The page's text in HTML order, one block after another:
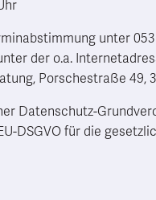
unter
der o.a.
Porschestraße 49,
Datenschutz-
DSGVO für die